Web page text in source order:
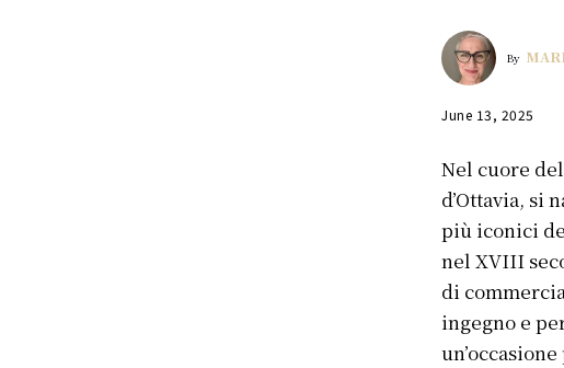
By
June 13, 2025
Nel cuore del
d’Ottavia, si
più iconici
nel XVIII
di
ingegno e